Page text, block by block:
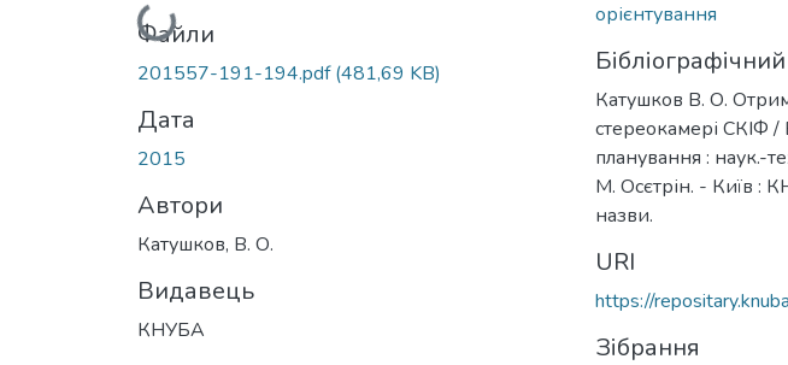
Вантажиться...
Файли
201557-191-194.pdf(481,69 KB)
Дата
2015
Автори
Катушков, В. О.
Видавець
КНУБА
орієнтування
Катушков В. О.
стереокамері СКІФ /
планування : наук.-
М. Осєтрін. - Київ :
назви.
URI
https://
Зібрання